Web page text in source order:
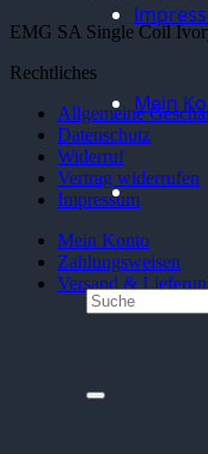
Mein
EMG SA Single Coil
Rechtliches
Allgemeine
Datenschutz
Widerruf
Vertrag widerrufen
Impressum
Mein Konto
Zahlungsweisen
Versand &